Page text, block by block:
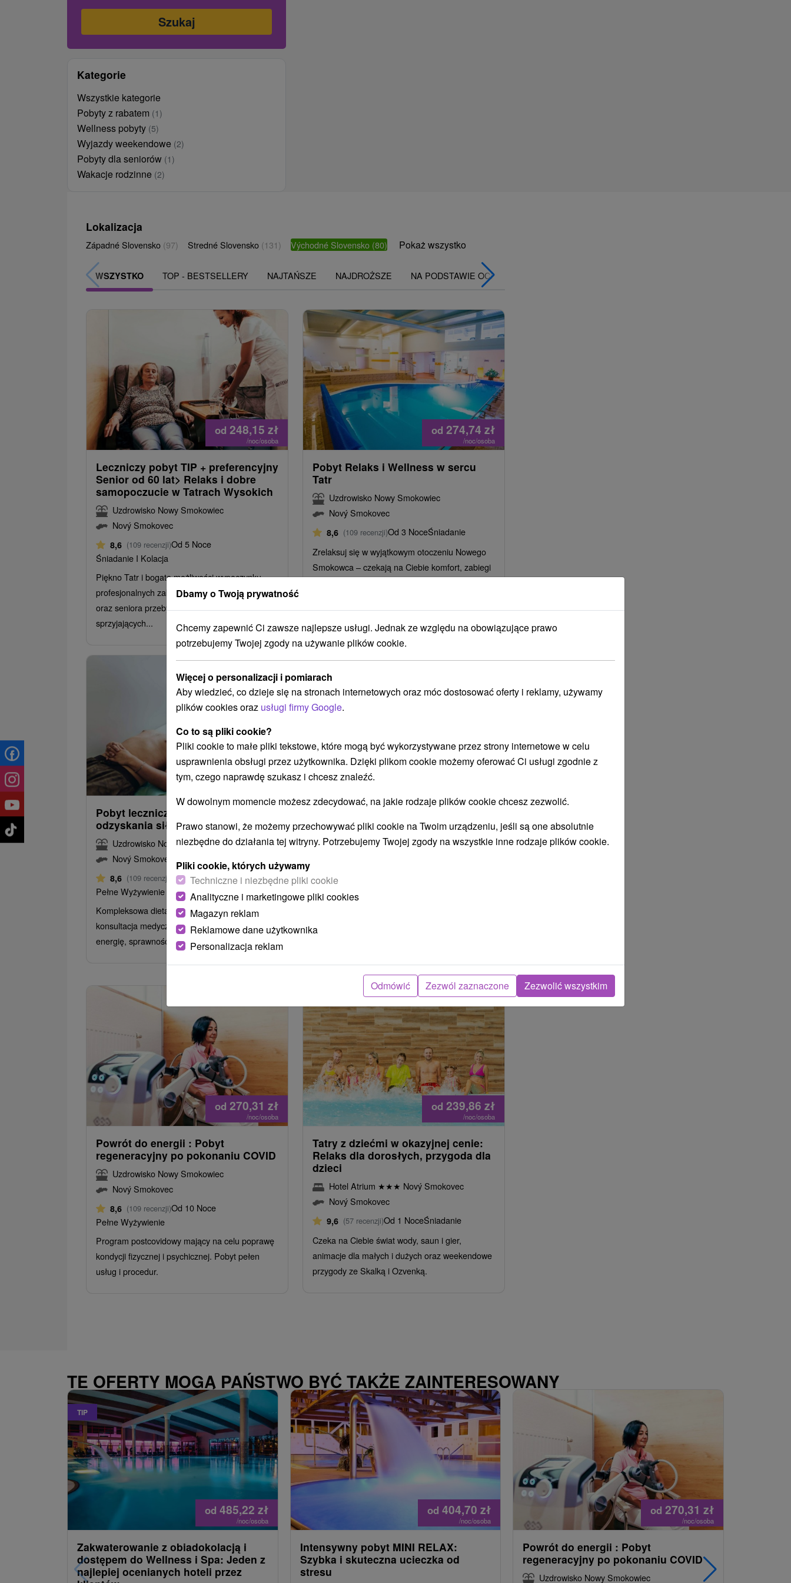
Kategorie
Wszystkie kategorie
Pobyty z rabatem (1)
Wellness pobyty (5)
Wyjazdy weekendowe (2)
Pobyty dla seniorów (1)
Wakacje rodzinne (2)
Lokalizacja
Západné Slovensko (97) Stredné Slovensko (131) Východné Slovensko (80) Pokaż wszystko
WSZYSTKO TOP - BESTSELLERY NAJTAŃSZE NAJDROŻSZE NA PODSTAWIE OCENY
od 248,15 zł
/noc/osoba
Leczniczy pobyt TIP + preferencyjny
Senior od 60 lat> Relaks i dobre
samopoczucie w Tatrach Wysokich
Uzdrowisko Nowy Smokowiec
Nový Smokovec
8,6 (109 recenzji)Od 5 Noce
Śniadanie I Kolacja
Piękno Tatr i bogate możliwości wypoczynku,
profesjonalnych zabiegów i konsultacji u lekarza
oraz seniora przebywają w wyjątkowo
sprzyjających...
od 274,74 zł
/noc/osoba
Pobyt Relaks i Wellness w sercu
Tatr
Uzdrowisko Nowy Smokowiec
Nový Smokovec
8,6 (109 recenzji)Od 3 NoceŚniadanie
Zrelaksuj się w wyjątkowym otoczeniu Nowego
Smokowca – czekają na Ciebie komfort, zabiegi
od261,44zł
Pobyt leczniczy KLASIK: Droga do
odzyskania sił i równowagi
Uzdrowisko Nowy Smokowiec
Nový Smokovec
8,6 (109 recenzji)
Od 10 Noce
Pełne Wyżywienie
Kompleksowa dieta, zabiegi, wellness i
konsultacja medyczna pomogą Ci odzyskać
energię, sprawność i wewnętrzny spokój.
TIP
Piękno Tatr o każdej porze roku:
Aktywny wypoczynek, wellness i
zabawa
Śniadanie, Śniadanie I Kolacja
od 270,31 zł
/noc/osoba
Powrót do energii : Pobyt
regeneracyjny po pokonaniu COVID
Uzdrowisko Nowy Smokowiec
Nový Smokovec
8,6 (109 recenzji)Od 10 Noce
Pełne Wyżywienie
Program postcovidowy mający na celu poprawę
kondycji fizycznej i psychicznej. Pobyt pełen
usług i procedur.
od 239,86 zł
/noc/osoba
Tatry z dziećmi w okazyjnej cenie:
Relaks dla dorosłych, przygoda dla
dzieci
Hotel Atrium ★★★ Nový Smokovec
Nový Smokovec
9,6 (57 recenzji)Od 1 NoceŚniadanie
Czeka na Ciebie świat wody, saun i gier,
animacje dla małych i dużych oraz weekendowe
przygody ze Skalką i Ozvenką.
TE OFERTY MOGĄ PAŃSTWO BYĆ TAKŻE ZAINTERESOWANY
TIP
od 485,22 zł
/noc/osoba
Zakwaterowanie z obiadokolacją i
dostępem do Wellness i Spa: Jeden z
najlepiej ocenianych hoteli przez
od 404,70zł
/noc/osoba
Intensywny pobyt MINI RELAX:
Szybka i skuteczna ucieczka od
stresu
od 270,31 zł
/noc/osoba
Powrót do energii : Pobyt
regeneracyjny po pokonaniu COVID
Uzdrowisko Nowy Smokowiec
Dbamy o Twoją prywatność
Chcemy zapewnić Ci zawsze najlepsze usługi. Jednak ze względu na obowiązujące prawo
potrzebujemy Twojej zgody na używanie plików cookie.
Więcej o personalizacji i pomiarach
Aby wiedzieć, co dzieje się na stronach internetowych oraz móc dostosować oferty i reklamy, używamy
plików cookies oraz usługi firmy Google.
Co to są pliki cookie?
Pliki cookie to małe pliki tekstowe, które mogą być wykorzystywane przez strony internetowe w celu
usprawnienia obsługi przez użytkownika. Dzięki plikom cookie możemy oferować Ci usługi zgodnie z
tym, czego naprawdę szukasz i chcesz znaleźć.
W dowolnym momencie możesz zdecydować, na jakie rodzaje plików cookie chcesz zezwolić.
Prawo stanowi, że możemy przechowywać pliki cookie na Twoim urządzeniu, jeśli są one absolutnie
niezbędne do działania tej witryny. Potrzebujemy Twojej zgody na wszystkie inne rodzaje plików cookie.
Pliki cookie, których używamy
Techniczne i niezbędne pliki cookie
Analityczne i marketingowe pliki cookies
Magazyn reklam
Reklamowe dane użytkownika
Personalizacja reklam
Odmówić Zezwól zaznaczone Zezwolić wszystkim